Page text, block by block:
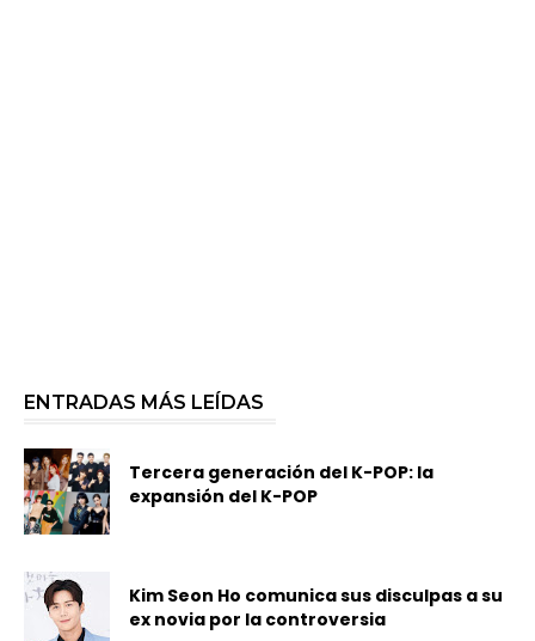
ENTRADAS MÁS LEÍDAS
Tercera generación del K-POP: la
expansión del K-POP
Kim Seon Ho comunica sus disculpas a su
ex novia por la controversia